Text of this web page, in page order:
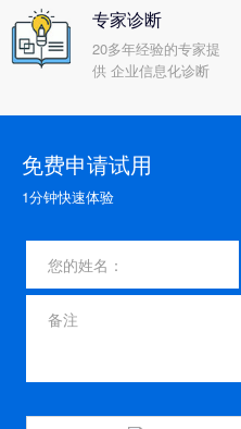
专家诊断
20多年经验的专家提
供 企业信息化诊断
免费申请试用
1分钟快速体验